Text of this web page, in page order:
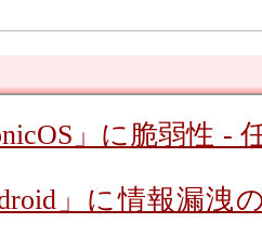
」に脆弱性 -
」に情報漏洩